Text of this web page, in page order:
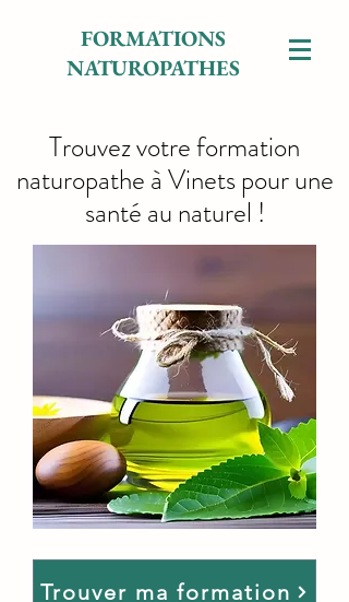
FORMATIONS
NATUROPATHES
Trouvez votre formation
naturopathe à Vinets pour une
santé au naturel !
Trouver ma formation